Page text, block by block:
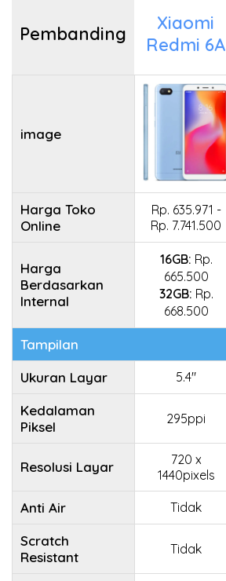
Pembanding
Xiaomi
Redmi 6A
image
Harga Toko
Online
Rp. 635.971 -
Rp. 7.741.500
Harga
Berdasarkan
Internal
16GB: Rp.
665.500
32GB: Rp.
668.500
Tampilan
Ukuran Layar
5.4"
Kedalaman
Piksel
295ppi
Resolusi Layar
720 x
1440pixels
Anti Air Tidak
Scratch
Resistant
Tidak